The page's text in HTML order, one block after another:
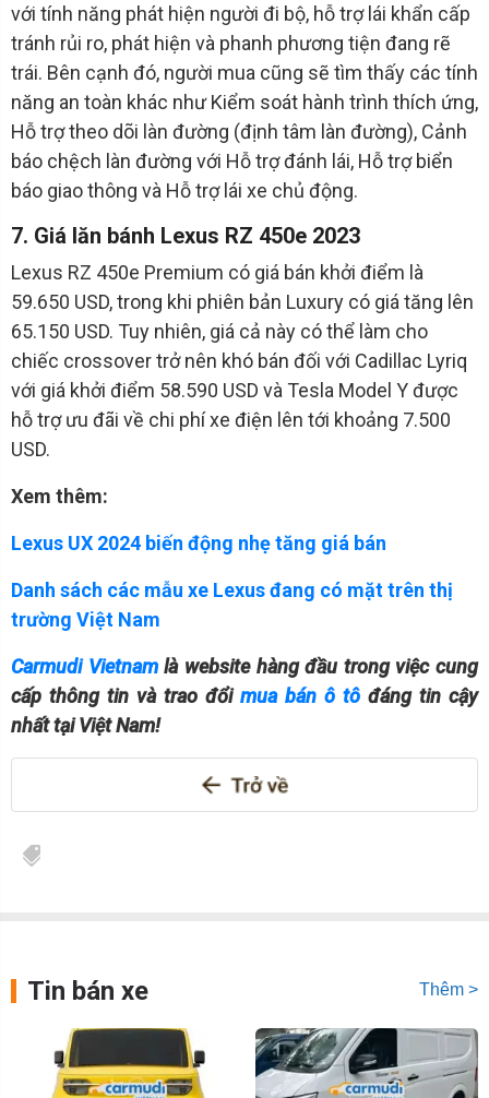
với tính năng phát hiện người đi bộ, hỗ trợ lái khẩn cấp
tránh rủi ro, phát hiện và phanh phương tiện đang rẽ
trái. Bên cạnh đó, người mua cũng sẽ tìm thấy các tính
năng an toàn khác như Kiểm soát hành trình thích ứng,
Hỗ trợ theo dõi làn đường (định tâm làn đường), Cảnh
báo chệch làn đường với Hỗ trợ đánh lái, Hỗ trợ biển
báo giao thông và Hỗ trợ lái xe chủ động.
7. Giá lăn bánh Lexus RZ 450e 2023
Lexus RZ 450e Premium có giá bán khởi điểm là
59.650 USD, trong khi phiên bản Luxury có giá tăng lên
65.150 USD. Tuy nhiên, giá cả này có thể làm cho
chiếc crossover trở nên khó bán đối với Cadillac Lyriq
với giá khởi điểm 58.590 USD và Tesla Model Y được
hỗ trợ ưu đãi về chi phí xe điện lên tới khoảng 7.500
USD.
Xem thêm:
Lexus UX 2024 biến động nhẹ tăng giá bán
Danh sách các mẫu xe Lexus đang có mặt trên thị
trường Việt Nam
Carmudi Vietnamlà website hàng đầu trong việc cung
cấp thông tin và trao đổi mua bán ô tô đáng tin cậy
nhất tại Việt Nam!
Tin bán xe Thêm >